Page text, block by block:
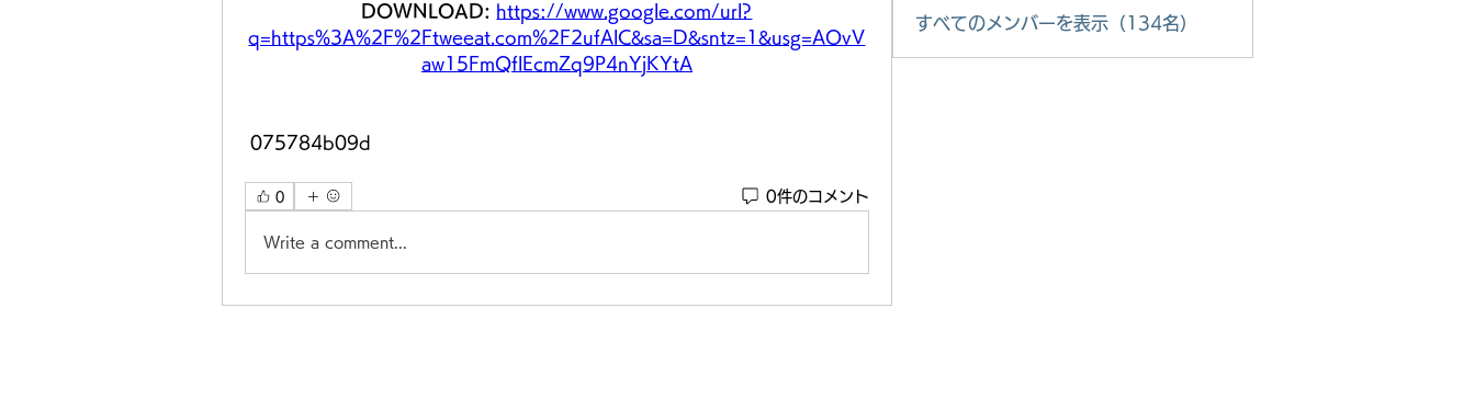
DOWNLOAD: https://www.google.com/url?
q=https%3A%2F%2Ftweeat.com%2F2ufAlC&sa=D&sntz=1&usg=AOvV
aw15FmQflEcmZq9P4nYjKYtA
075784b09d
0 0件のコメント
Write a comment...
すべてのメンバーを表示（134名）